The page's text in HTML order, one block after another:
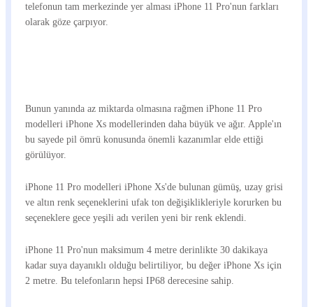
telefonun tam merkezinde yer alması iPhone 11 Pro'nun farkları
olarak göze çarpıyor.
Bunun yanında az miktarda olmasına rağmen iPhone 11 Pro
modelleri iPhone Xs modellerinden daha büyük ve ağır. Apple'ın
bu sayede pil ömrü konusunda önemli kazanımlar elde ettiği
görülüyor.
iPhone 11 Pro modelleri iPhone Xs'de bulunan gümüş, uzay grisi
ve altın renk seçeneklerini ufak ton değişiklikleriyle korurken bu
seçeneklere gece yeşili adı verilen yeni bir renk eklendi.
iPhone 11 Pro'nun maksimum 4 metre derinlikte 30 dakikaya
kadar suya dayanıklı olduğu belirtiliyor, bu değer iPhone Xs için
2 metre. Bu telefonların hepsi IP68 derecesine sahip.